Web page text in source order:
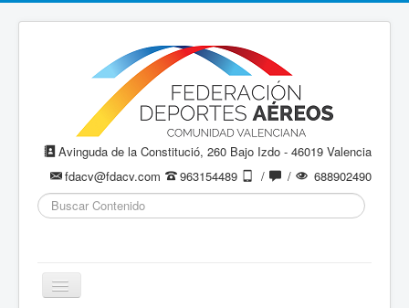
Avinguda de la Constitució, 260 Bajo Izdo - 46019 Valencia
fdacv@fdacv.com
963154489 / /
688902490
Buscar...
Cambiar
navegación